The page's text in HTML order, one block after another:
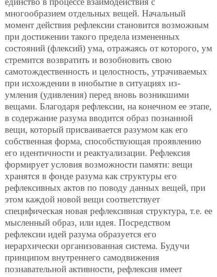
многообразием отдельных вещей. Начальный
момент действия рефлексии становится возможным
при достижении такого предела измененных
состояний (флексий) ума, отражаясь от которого, ум
стремится возвратить и возобновить свою
самотождественность и целостность, утрачиваемых
при исхождении в инобытие в ситуациях из-
умления (удивления) перед вновь возникшими
вещами. Благодаря рефлексии, на конечном ее этапе,
в содержание разума вводится образ познанной
вещи, который присваивается разумом как его
собственная форма, способствующая проявлению
его идентичности и реактуализации. Рефлексия
формирует условия возможности памяти: вещи
хранятся в фонде разума как структуры его
рефлексивных актов по поводу данных вещей, при
этом каждой новой вещи соответствует
специфическая новая рефлексивная структура, т.е. ее
мысленный образ, или идея. Посредством
рефлексии идей разума образуется его
иерархически организованная система. Будучи
принципом внутреннего самодвижения
познавательной активности, рефлексия имеет